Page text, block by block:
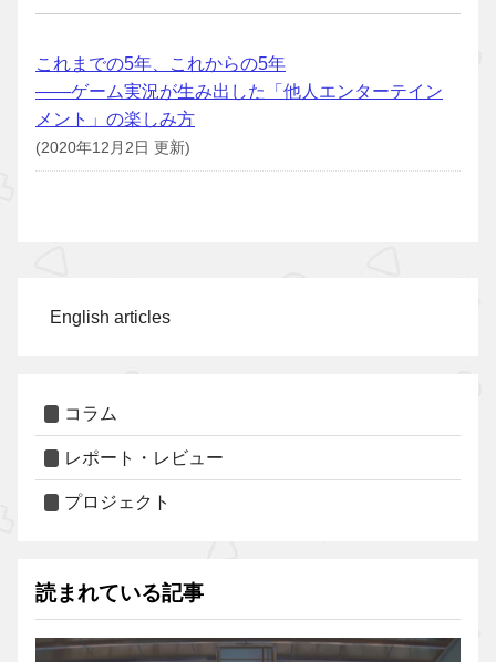
これまでの5年、これからの5年
――ゲーム実況が生み出した「他人エンターテイン
メント」の楽しみ方
(2020年12月2日 更新)
English articles
コラム
レポート・レビュー
プロジェクト
読まれている記事